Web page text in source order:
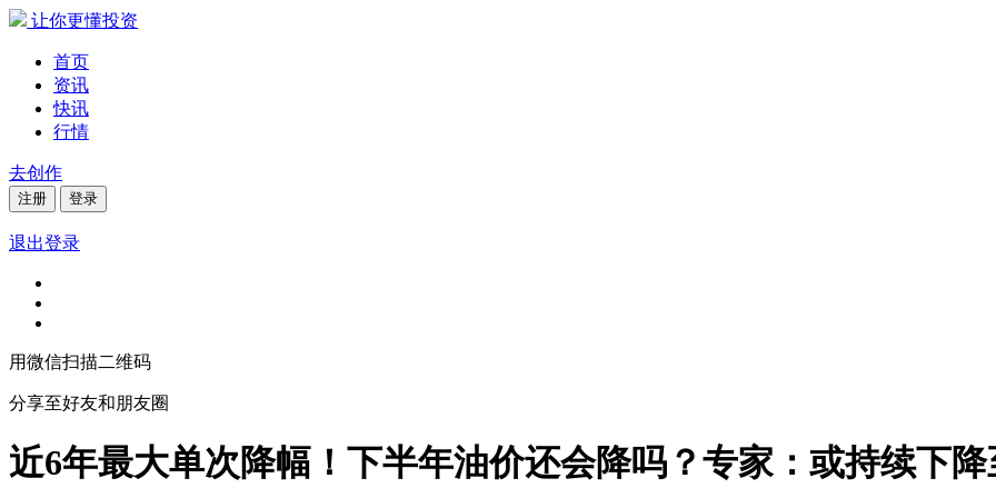
让你更懂投资
首页
资讯
快讯
行情
去创作
注册 登录
退出登录
用微信扫描二维码
分享至好友和朋友圈
近6年最大单次降幅！下半年油价还会降吗？专家：或持续下降